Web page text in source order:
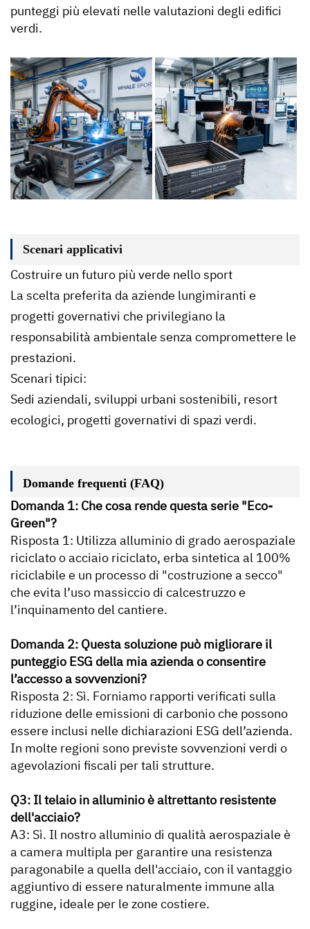
punteggi più elevati nelle valutazioni degli edifici
verdi.
Scenari applicativi
Costruire un futuro più verde nello sport
La scelta preferita da aziende lungimiranti e
progetti governativi che privilegiano la
responsabilità ambientale senza compromettere le
prestazioni.
Scenari tipici:
Sedi aziendali, sviluppi urbani sostenibili, resort
ecologici, progetti governativi di spazi verdi.
Domande frequenti (FAQ)
Domanda 1: Che cosa rende questa serie "Eco-
Green"?
Risposta 1: Utilizza alluminio di grado aerospaziale
riciclato o acciaio riciclato, erba sintetica al 100%
riciclabile e un processo di "costruzione a secco"
che evita l’uso massiccio di calcestruzzo e
l’inquinamento del cantiere.
Domanda 2: Questa soluzione può migliorare il
punteggio ESG della mia azienda o consentire
l’accesso a sovvenzioni?
Risposta 2: Sì. Forniamo rapporti verificati sulla
riduzione delle emissioni di carbonio che possono
essere inclusi nelle dichiarazioni ESG dell’azienda.
In molte regioni sono previste sovvenzioni verdi o
agevolazioni fiscali per tali strutture.
Q3: Il telaio in alluminio è altrettanto resistente
dell'acciaio?
A3: Sì. Il nostro alluminio di qualità aerospaziale è
a camera multipla per garantire una resistenza
paragonabile a quella dell'acciaio, con il vantaggio
aggiuntivo di essere naturalmente immune alla
ruggine, ideale per le zone costiere.